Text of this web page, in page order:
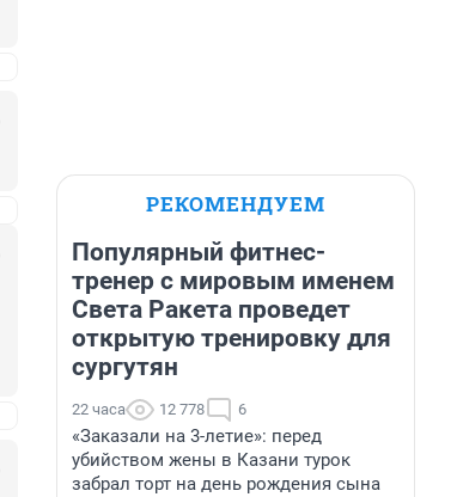
РЕКОМЕНДУЕМ
Популярный фитнес-
тренер с мировым именем
Света Ракета проведет
открытую тренировку для
сургутян
22 часа 12 778 6
«Заказали на 3-летие»: перед
убийством жены в Казани турок
забрал торт на день рождения сына